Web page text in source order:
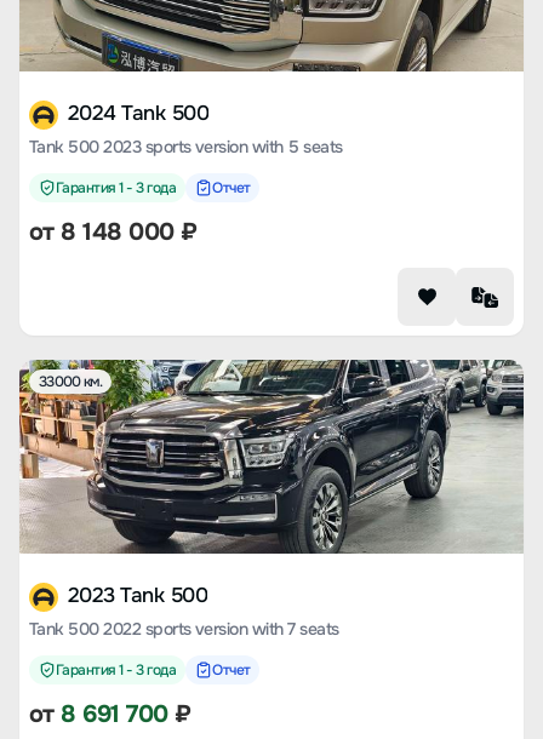
2024 Tank 500
Tank 500 2023 sports version with 5 seats
Гарантия 1 - 3 года Отчет
от 8 148 000₽
33000 км.
2023 Tank 500
Tank 500 2022 sports version with 7 seats
Гарантия 1 - 3 года Отчет
от 8 691 700₽